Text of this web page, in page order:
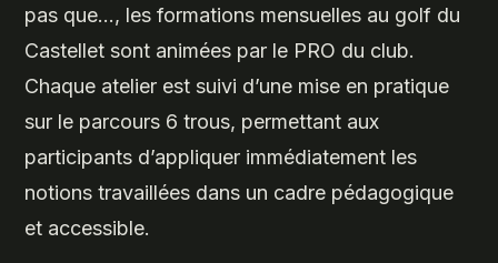
pas que…, les formations mensuelles au golf du
Castellet sont animées par le PRO du club.
Chaque atelier est suivi d’une mise en pratique
sur le parcours 6 trous, permettant aux
participants d’appliquer immédiatement les
notions travaillées dans un cadre pédagogique
et accessible.